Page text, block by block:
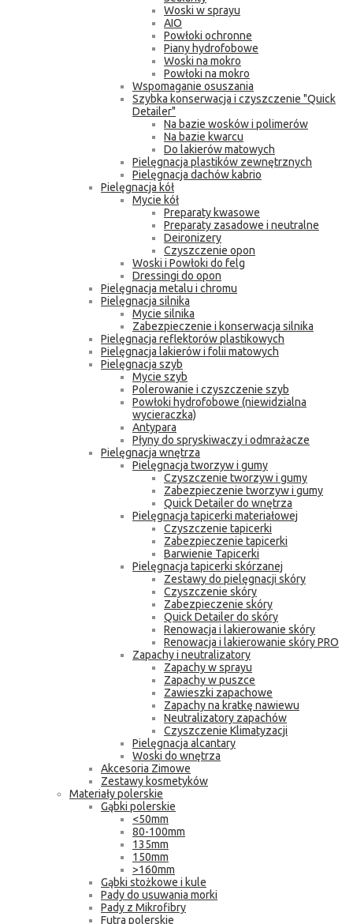
Woski w sprayu
AIO
Powłoki ochronne
Piany hydrofobowe
Woski na mokro
Powłoki na mokro
Wspomaganie osuszania
Szybka konserwacja i czyszczenie "Quick
Detailer"
Na bazie wosków i polimerów
Na bazie kwarcu
Do lakierów matowych
Pielęgnacja plastików zewnętrznych
Pielęgnacja dachów kabrio
Pielęgnacja kół
Mycie kół
Preparaty kwasowe
Preparaty zasadowe i neutralne
Deironizery
Czyszczenie opon
Woski i Powłoki do felg
Dressingi do opon
Pielęgnacja metalu i chromu
Pielęgnacja silnika
Mycie silnika
Zabezpieczenie i konserwacja silnika
Pielęgnacja reflektorów plastikowych
Pielęgnacja lakierów i folii matowych
Pielęgnacja szyb
Mycie szyb
Polerowanie i czyszczenie szyb
Powłoki hydrofobowe (niewidzialna
wycieraczka)
Antypara
Płyny do spryskiwaczy i odmrażacze
Pielęgnacja wnętrza
Pielęgnacja tworzyw i gumy
Czyszczenie tworzyw i gumy
Zabezpieczenie tworzyw i gumy
Quick Detailer do wnętrza
Pielęgnacja tapicerki materiałowej
Czyszczenie tapicerki
Zabezpieczenie tapicerki
Barwienie Tapicerki
Pielęgnacja tapicerki skórzanej
Zestawy do pielęgnacji skóry
Czyszczenie skóry
Zabezpieczenie skóry
Quick Detailer do skóry
Renowacja i lakierowanie skóry
Renowacja i lakierowanie skóry PRO
Zapachy i neutralizatory
Zapachy w sprayu
Zapachy w puszce
Zawieszki zapachowe
Zapachy na kratkę nawiewu
Neutralizatory zapachów
Czyszczenie Klimatyzacji
Pielęgnacja alcantary
Woski do wnętrza
Akcesoria Zimowe
Zestawy kosmetyków
Materiały polerskie
Gąbki polerskie
<50mm
80-100mm
135mm
150mm
>160mm
Gąbki stożkowe i kule
Pady do usuwania morki
Pady z Mikrofibry
Futra polerskie